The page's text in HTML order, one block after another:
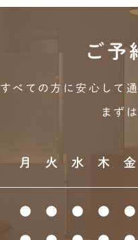
ご予
すべての方に安心して
まず
月 火 水 木 金
● ● ● ● ●